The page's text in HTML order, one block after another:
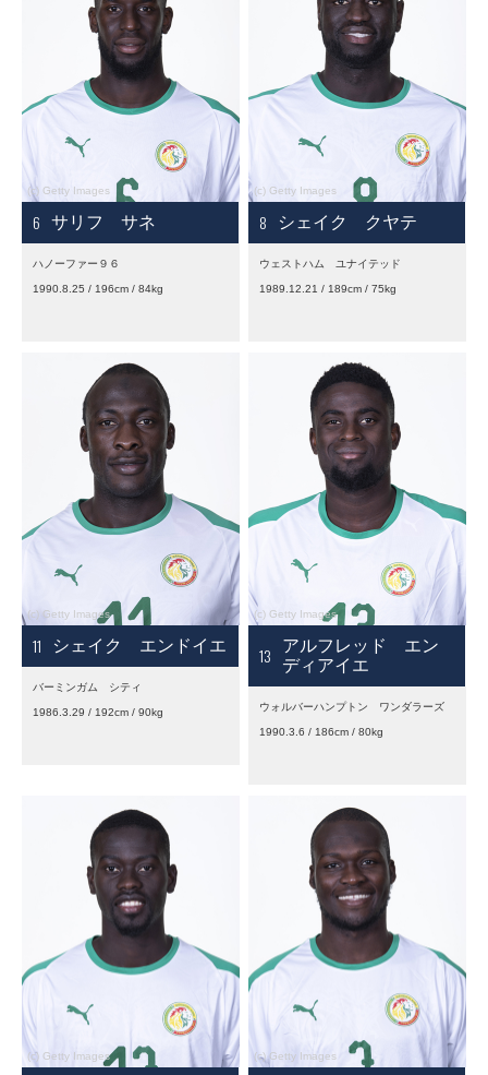
6 サリフ サネ
ハノーファー９６
1990.8.25 / 196cm / 84kg
8 シェイク クヤテ
ウェストハム ユナイテッド
1989.12.21 / 189cm / 75kg
11 シェイク エンドイエ
バーミンガム シティ
1986.3.29 / 192cm / 90kg
13
アルフレッド エン
ディアイエ
ウォルバーハンプトン ワンダラーズ
1990.3.6 / 186cm / 80kg